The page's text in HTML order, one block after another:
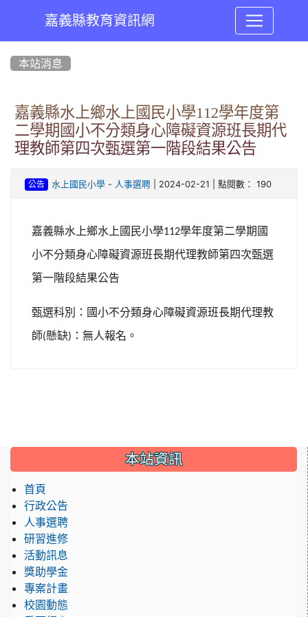
嘉義縣教育資訊網
本站消息
嘉義縣水上鄉水上國民小學112學年度第
二學期國小不分類身心障礙資源班長期代
理教師第四次甄選第一階段結果公告
公告 水上國民小學- 人事選聘| 2024-02-21 | 點閱數： 190
嘉義縣水上鄉水上國民小學112學年度第二學期國
小不分類身心障礙資源班長期代理教師第四次甄選
第一階段結果公告
甄選科別：國小不分類身心障礙資源班長期代理教
師(懸缺) ：無人報名。
::: 本站資訊
首頁
行政公告
人事選聘
研習進修
活動訊息
獎助學金
專案計畫
校園動態